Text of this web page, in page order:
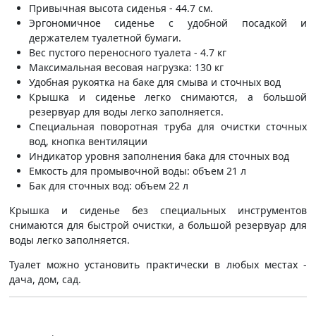
Привычная высота сиденья - 44.7 см.
Эргономичное сиденье с удобной посадкой и
держателем туалетной бумаги.
Вес пустого переносного туалета - 4.7 кг
Максимальная весовая нагрузка: 130 кг
Удобная рукоятка на баке для смыва и сточных вод
Крышка и сиденье легко снимаются, а большой
резервуар для воды легко заполняется.
Специальная поворотная труба для очистки сточных
вод, кнопка вентиляции
Индикатор уровня заполнения бака для сточных вод
Емкость для промывочной воды: объем 21 л
Бак для сточных вод: объем 22 л
Крышка и сиденье без специальных инструментов
снимаются для быстрой очистки, а большой резервуар для
воды легко заполняется.
Туалет можно установить практически в любых местах -
дача, дом, сад.